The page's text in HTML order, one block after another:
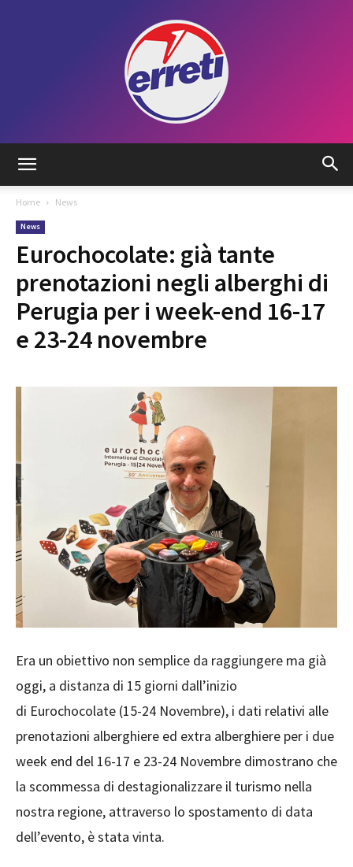
Home News
News
Eurochocolate: già tante
prenotazioni negli alberghi di
Perugia per i week-end 16-17
e 23-24 novembre
Era un obiettivo non semplice da raggiungere ma già
oggi, a distanza di 15 giorni dall’inizio
di Eurochocolate (15-24 Novembre), i dati relativi alle
prenotazioni alberghiere ed extra alberghiere per i due
week end del 16-17 e 23-24 Novembre dimostrano che
la scommessa di destagionalizzare il turismo nella
nostra regione, attraverso lo spostamento di data
dell’evento, è stata vinta.